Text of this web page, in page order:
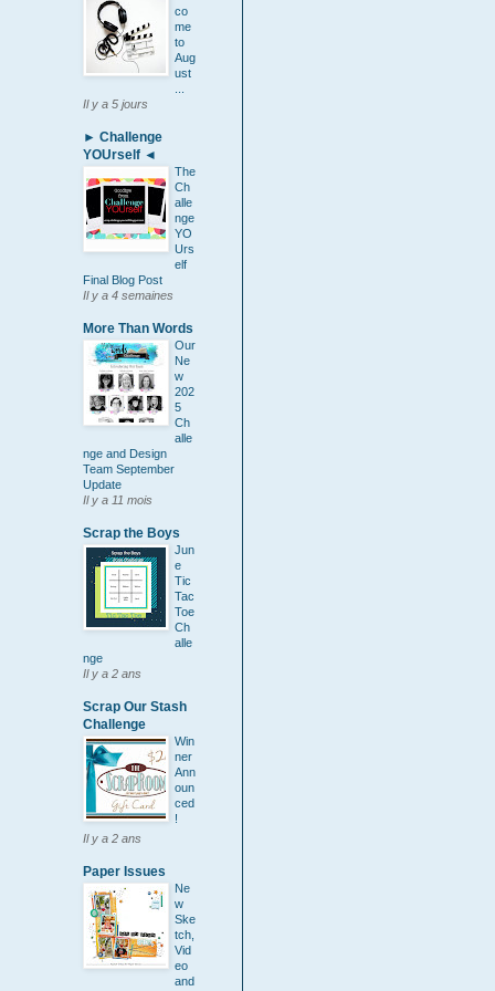
co
me
to
Aug
ust
Il y a 5 jours
► Challenge
YOUrself ◄
The
Ch
alle
nge
YO
Urs
elf
Final Blog Post
Il y a 4 semaines
More Than Words
Our
Ne
w
202
5
Ch
alle
nge and Design
Team September
Update
Il y a 11 mois
Scrap the Boys
Jun
e
Tic
Tac
Toe
Ch
alle
nge
Il y a 2 ans
Scrap Our Stash
Challenge
Win
ner
Ann
oun
ced
!
Il y a 2 ans
Paper Issues
Ne
w
Ske
tch,
Vid
eo
and